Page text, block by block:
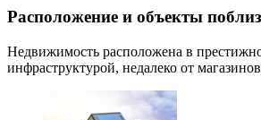
Расположение и объекты
Недвижимость расположена в
инфраструктурой, недалеко от